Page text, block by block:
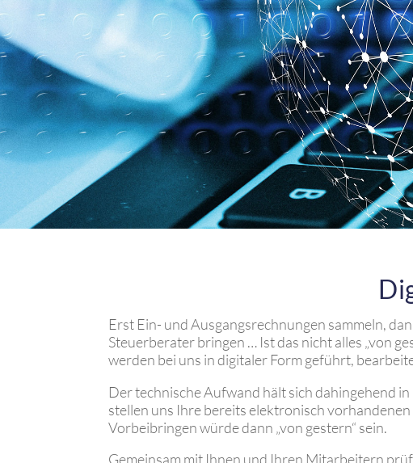
Erst Ein- und Ausgangsrechnungen sammeln,
Steuerberater bringen … Ist das nicht alles „von
werden bei uns in digitaler Form geführt,
Der technische Aufwand hält sich dahingehend
stellen uns Ihre bereits elektronisch
Vorbeibringen würde dann „von gestern“ sein.
Gemeinsam mit Ihnen und Ihren Mitarbeitern